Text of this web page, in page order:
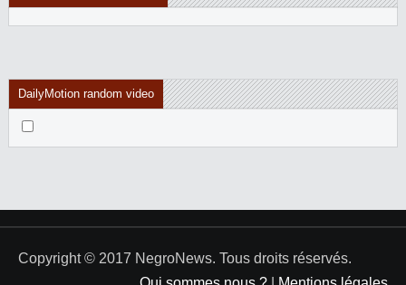
DailyMotion random video
Copyright © 2017 NegroNews. Tous droits réservés.